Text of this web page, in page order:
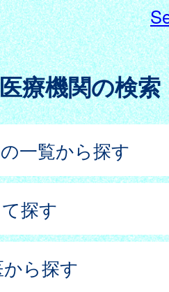
医療機関の検索
一覧から探す
探す
ら探す